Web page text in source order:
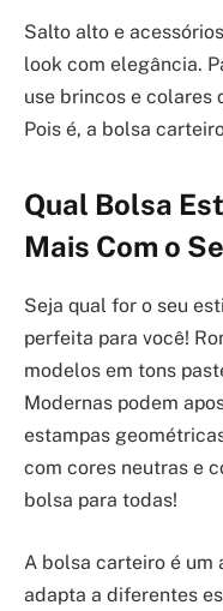
Salto alto e
look com elegância.
use brincos e colares
Pois é, a bolsa
Qual Bolsa
Mais Com o
Seja qual for o seu
perfeita para você!
modelos em tons
Modernas podem
estampas
com cores neutras e
bolsa para todas!
A bolsa carteiro é um
adapta a diferentes